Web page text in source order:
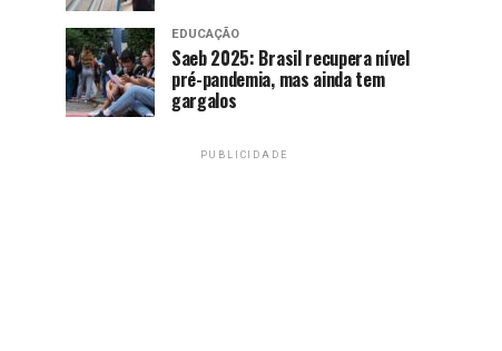
EDUCAÇÃO
Saeb 2025: Brasil recupera nível
pré-pandemia, mas ainda tem
gargalos
PUBLICIDADE